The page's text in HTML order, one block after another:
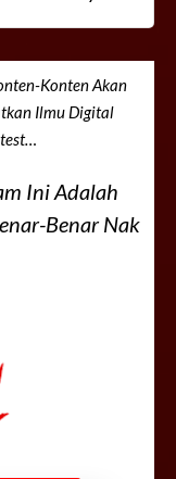
Konten Akan
Ilmu Digital
Ini Adalah
Benar Nak